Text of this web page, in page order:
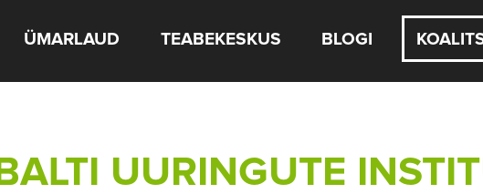
ÜMARLAUD TEABEKESKUS BLOGI
BALTI UURINGUTE